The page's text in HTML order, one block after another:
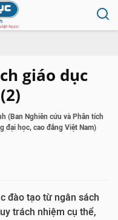
giáo dục
(Ban Nghiên cứu và Phân tích
đại học, cao đẳng Việt Nam)
đào tạo từ ngân sách
trách nhiệm cụ thể,